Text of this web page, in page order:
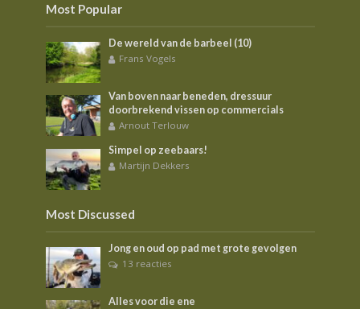
Most Popular
De wereld van de barbeel (10)
Frans Vogels
Van boven naar beneden, dressuur
doorbrekend vissen op commercials
Arnout Terlouw
Simpel op zeebaars!
Martijn Dekkers
Most Discussed
Jong en oud op pad met grote gevolgen
13 reacties
Alles voor die ene